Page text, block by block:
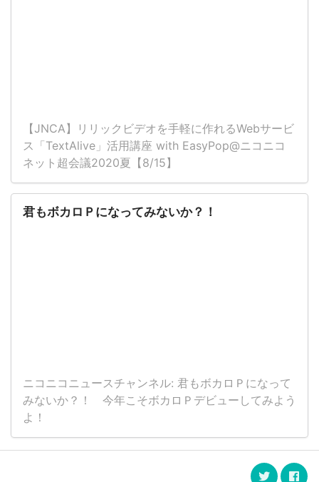
【JNCA】リリックビデオを手軽に作れるWebサービ
ス「TextAlive」活用講座 with EasyPop@ニコニコ
ネット超会議2020夏【8/15】
君もボカロＰになってみないか？！
ニコニコニュースチャンネル: 君もボカロＰになって
みないか？！ 今年こそボカロＰデビューしてみよう
よ！